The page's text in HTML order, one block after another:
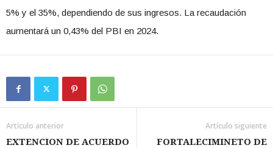
5% y el 35%, dependiendo de sus ingresos. La recaudación
aumentará un 0,43% del PBI en 2024.
Artículo anterior
EXTENCION DE ACUERDO
Artículo siguiente
FORTALECIMINETO DE